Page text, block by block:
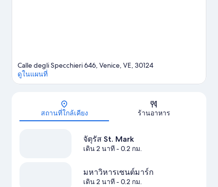
Calle degli Specchieri 646, Venice, VE, 30124
ดูในแผนที่
สถานที่ใกล้เคียง ร้านอาหาร
จัตุรัส St. Mark
เดิน 2 นาที- 0.2 กม.
มหาวิหารเซนต์มาร์ก
เดิน 2 นาที- 0.2 กม.